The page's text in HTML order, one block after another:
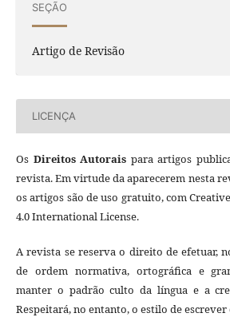
SEÇÃO
Artigo de Revisão
LICENÇA
Os Direitos Autorais para artigos
revista. Em virtude da aparecerem nesta
os artigos são de uso gratuito, com
4.0 International License.
A revista se reserva o direito de efetuar,
de ordem normativa, ortográfica e
manter o padrão culto da língua e a
Respeitará, no entanto, o estilo de escrever